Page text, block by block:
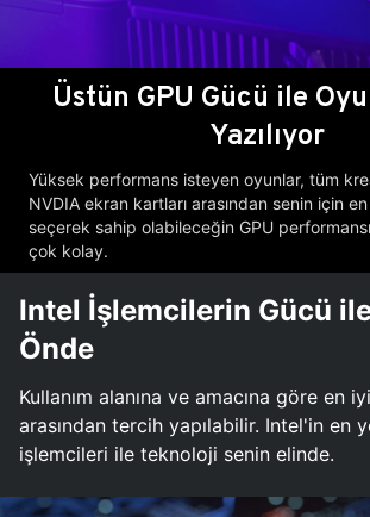
Üstün GPU Gücü ile
Yazılıyor
Yüksek performans isteyen oyunlar, tüm
NVDIA ekran kartları arasından senin için
seçerek sahip olabileceğin GPU
çok kolay.
Intel İşlemcilerin Gücü
Önde
Kullanım alanına ve amacına göre en
arasından tercih yapılabilir. Intel'in en
işlemcileri ile teknoloji senin elinde.